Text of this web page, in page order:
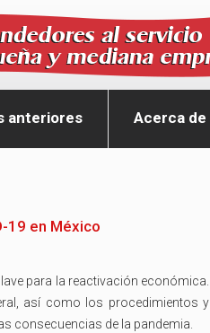
anteriores Acerca de
19 en México
para la reactivación económica.
así como los procedimientos y
consecuencias de la pandemia.